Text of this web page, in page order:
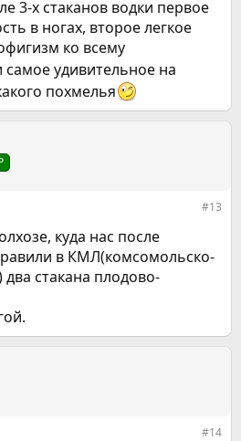
3-х стаканов водки первое
в ногах, второе легкое
ко всему
самое удивительное на
похмелья
#13
куда нас после
в КМЛ(комсомольско-
стакана плодово-
#14